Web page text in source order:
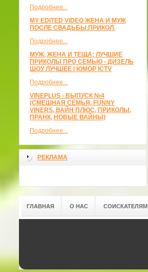
Подробнее...
MY EDITED VIDEO ЖЕНА И МУЖ
ПОСЛЕ СВАДЬБЫ.ПРИКОЛ.
Подробнее...
МУЖ, ЖЕНА И ТЕЩА: ЛУЧШИЕ
ПРИКОЛЫ ПРО СЕМЬЮ - ДИЗЕЛЬ
ШОУ ЛУЧШЕЕ | ЮМОР ICTV
Подробнее...
VINEPLUS - ВЫПУСК №4
(СМЕШНАЯ СЕМЬЯ, FUNNY
VINERS, ВАЙН ПЛЮС, ПРИКОЛЫ,
ПРАНК, НОВЫЕ ВАЙНЫ)
Подробнее...
РЕКЛАМА
ГЛАВНАЯ О НАС СОИСКАТЕЛЯМ